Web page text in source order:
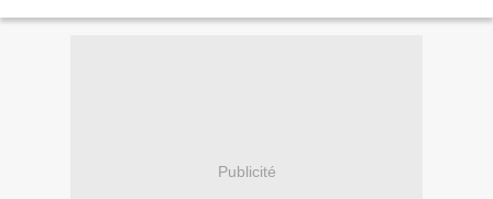
Publicité